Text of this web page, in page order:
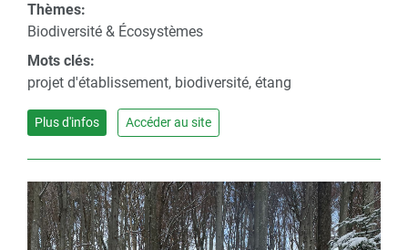
Thèmes:
Biodiversité & Écosystèmes
Mots clés:
projet d'établissement, biodiversité, étang
Plus d'infos Accéder au site